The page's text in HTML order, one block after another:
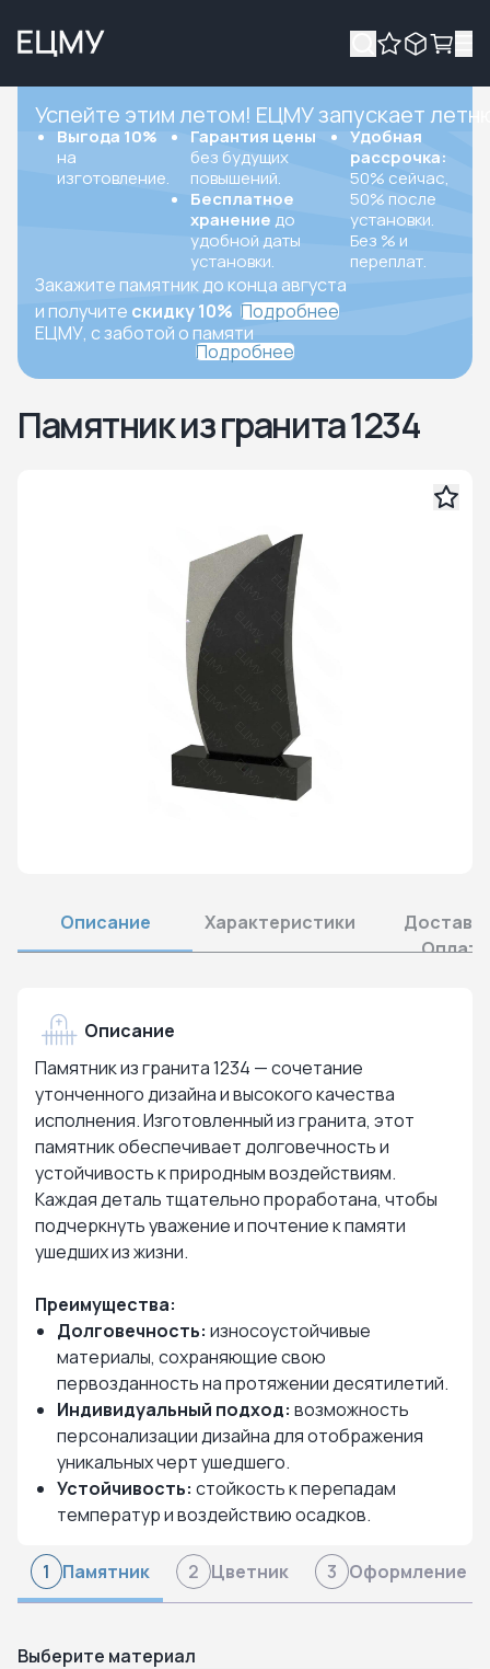
Успейте этим летом! ЕЦМУ запускает
Выгода 10%
на
изготовление.
Гарантия цены
без будущих
повышений.
Бесплатное
хранение до
удобной даты
установки.
Удобная
рассрочка:
50% сейчас,
50% после
установки.
Без % и
переплат.
Закажите памятник до конца августа
и получите скидку 10% Подробнее
ЕЦМУ, с заботой о памяти
Подробнее
Памятник из гранита 1234
Описание Характеристики
Оплата
Описание
Памятник из гранита 1234 — сочетание
утонченного дизайна и высокого качества
исполнения. Изготовленный из гранита, этот
памятник обеспечивает долговечность и
устойчивость к природным воздействиям.
Каждая деталь тщательно проработана, чтобы
подчеркнуть уважение и почтение к памяти
ушедших из жизни.
Преимущества:
Долговечность: износоустойчивые
материалы, сохраняющие свою
первозданность на протяжении десятилетий.
Индивидуальный подход: возможность
персонализации дизайна для отображения
уникальных черт ушедшего.
Устойчивость: стойкость к перепадам
температур и воздействию осадков.
1 Памятник 2 Цветник 3 Оформление
Выберите материал